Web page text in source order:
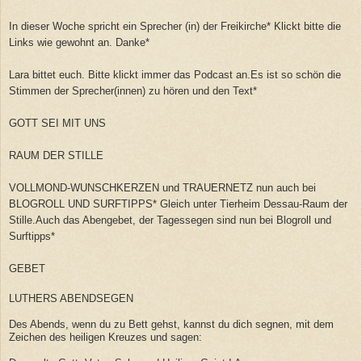
In dieser Woche spricht ein Sprecher (in) der Freikirche* Klickt bitte die
Links wie gewohnt an. Danke*
Lara bittet euch. Bitte klickt immer das Podcast an.Es ist so schön die
Stimmen der Sprecher(innen) zu hören und den Text*
GOTT SEI MIT UNS
RAUM DER STILLE
VOLLMOND-WUNSCHKERZEN und TRAUERNETZ nun auch bei
BLOGROLL UND SURFTIPPS* Gleich unter Tierheim Dessau-Raum der
Stille.Auch das Abengebet, der Tagessegen sind nun bei Blogroll und
Surftipps*
GEBET
LUTHERS ABENDSEGEN
Des Abends, wenn du zu Bett gehst, kannst du dich segnen, mit dem
Zeichen des heiligen Kreuzes und sagen: